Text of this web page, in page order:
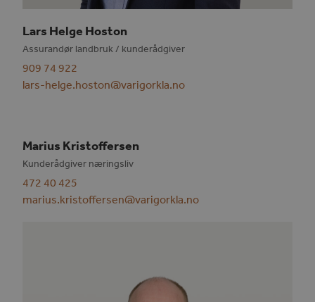
Lars Helge Hoston
Assurandør landbruk / kunderådgiver
909 74 922
lars-helge.hoston@varigorkla.no
Marius Kristoffersen
Kunderådgiver næringsliv
472 40 425
marius.kristoffersen@varigorkla.no